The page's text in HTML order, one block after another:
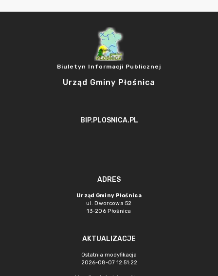
Biuletyn Informacji Publicznej
Urząd Gminy Płośnica
BIP.PLOSNICA.PL
ADRES
Urząd Gminy Płośnica
ul. Dworcowa 52
13-206 Płośnica
AKTUALIZACJE
Ostatnia modyfikacja
2026-08-07 12:51:22